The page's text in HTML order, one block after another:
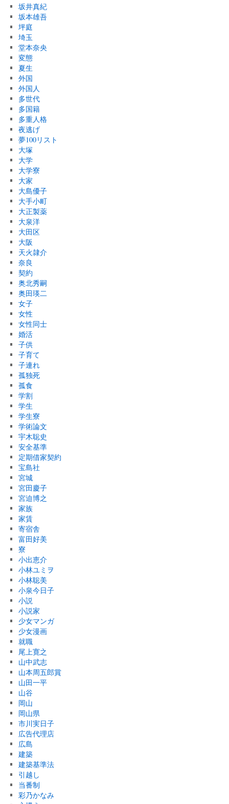
坂井真紀
坂本雄吾
坪庭
埼玉
堂本奈央
変態
夏生
外国
外国人
多世代
多国籍
多重人格
夜逃げ
夢100リスト
大塚
大学
大学寮
大家
大島優子
大手小町
大正製薬
大泉洋
大田区
大阪
天火隷介
奈良
契約
奥北秀嗣
奥田瑛二
女子
女性
女性同士
婚活
子供
子育て
子連れ
孤独死
孤食
学割
学生
学生寮
学術論文
宇木聡史
安全基準
定期借家契約
宝島社
宮城
宮田慶子
宮迫博之
家族
家賃
寄宿舎
富田好美
寮
小出恵介
小林ユミヲ
小林聡美
小泉今日子
小説
小説家
少女マンガ
少女漫画
就職
尾上寛之
山中武志
山本周五郎賞
山田一平
山谷
岡山
岡山県
市川実日子
広告代理店
広島
建築
建築基準法
引越し
当番制
彩乃かなみ